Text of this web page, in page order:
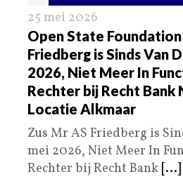
25 mei 2026
Open State Foundation
Friedberg is Sinds Van
2026, Niet Meer In
Rechter bij Recht Bank
Locatie Alkmaar
Zus Mr AS Friedberg is
mei 2026, Niet Meer In
Rechter bij Recht Bank [...]